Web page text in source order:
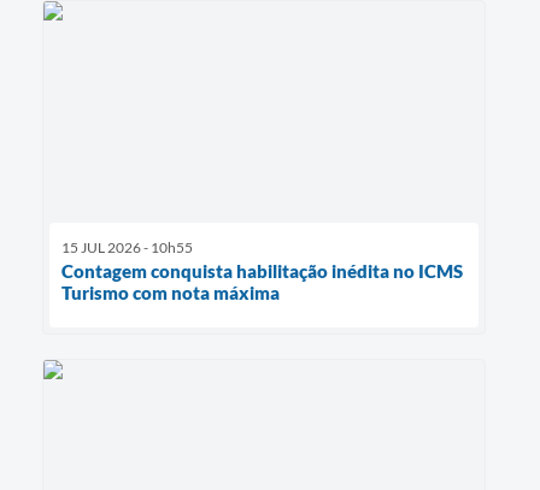
15 JUL 2026 - 10h55
Contagem conquista habilitação inédita no ICMS
Turismo com nota máxima